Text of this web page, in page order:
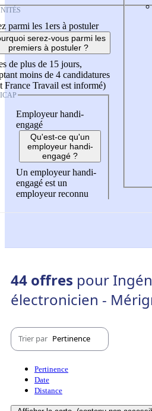
parmi les 1ers à postuler
serez-vous parmi les
premiers à postuler ?
de plus de 15 jours,
moins de 4 candidatures
France Travail est informé)
Employeur handi-
engagé
Qu'est-ce qu'un
employeur handi-
engagé ?
Un employeur handi-
engagé est un
employeur reconnu
44 offres pour
électronicien -
Trier par Pertinence
Pertinence
Date
Distance